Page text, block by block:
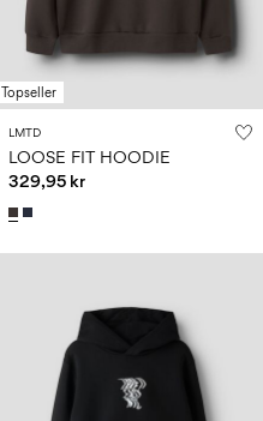
Topseller
LMTD
LOOSE FIT HOODIE
329,95 kr